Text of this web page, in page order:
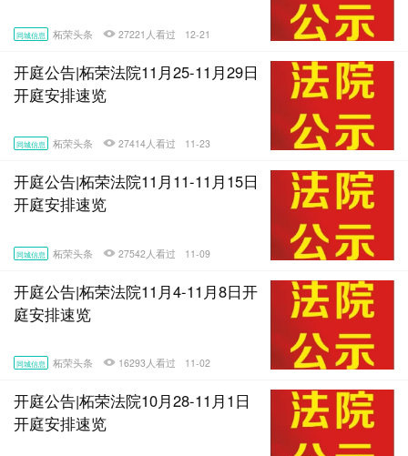
同城信息 柘荣头条 27221人看过 12-21
开庭公告|柘荣法院11月25-11月29日
开庭安排速览
同城信息 柘荣头条 27414人看过 11-23
开庭公告|柘荣法院11月11-11月15日
开庭安排速览
同城信息 柘荣头条 27542人看过 11-09
开庭公告|柘荣法院11月4-11月8日开
庭安排速览
同城信息 柘荣头条 16293人看过 11-02
开庭公告|柘荣法院10月28-11月1日
开庭安排速览